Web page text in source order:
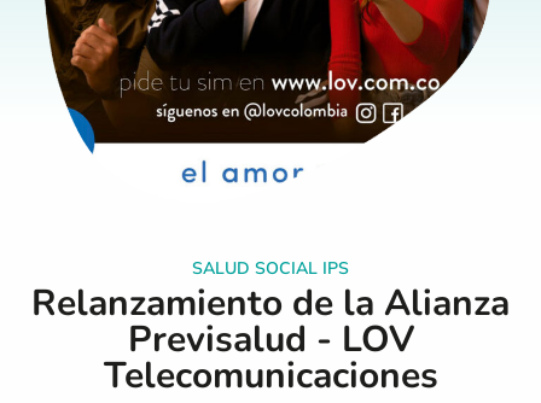
SALUD SOCIAL IPS
Relanzamiento de la Alianza
Previsalud - LOV
Telecomunicaciones